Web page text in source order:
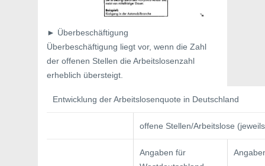
► Überbeschäftigung
Überbeschäftigung liegt vor, wenn die Zahl
der offenen Stellen die Arbeitslosenzahl
erheblich übersteigt.
Entwicklung der Arbeitslosenquote in Deutschland
offene Stellen/Arbeitslose
Angaben für